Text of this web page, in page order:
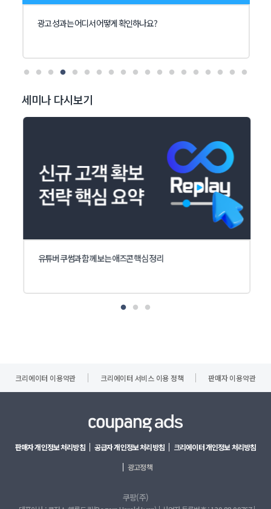
광고 성과는 어디서 어떻게 확인하나요?
세미나 다시보기
유튜버 쿠썸과 함께 보는 애즈콘 핵심 정리
크리에이터 이용약관 크리에이터 서비스 이용 정책 판매자 이용약관
판매자 개인정보 처리방침 공급자 개인정보 처리방침
크리에이터 개인정보 처리방침
광고정책
쿠팡(주)